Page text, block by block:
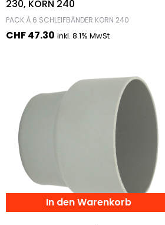
230, KORN 240
PACK À 6 SCHLEIFBÄNDER KORN 240
CHF47.30 inkl. 8.1% MwSt
In den Warenkorb